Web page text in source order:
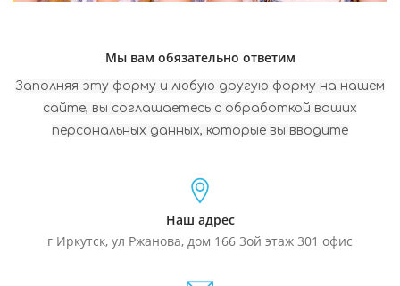
Мы вам обязательно ответим
Заполняя эту форму и любую другую форму на нашем
сайте, вы соглашаетесь с обработкой ваших
персональных данных, которые вы вводите
Наш адрес
г Иркутск, ул Ржанова, дом 166 3ой этаж 301 офис